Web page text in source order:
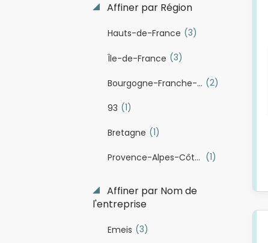
Affiner par Région
Hauts-de-France (3)
Île-de-France (3)
Bourgogne-Franche-Comté (2)
93 (1)
Bretagne (1)
Provence-Alpes-Côte d'Azur (1)
Affiner par Nom de
l'entreprise
Emeis (3)